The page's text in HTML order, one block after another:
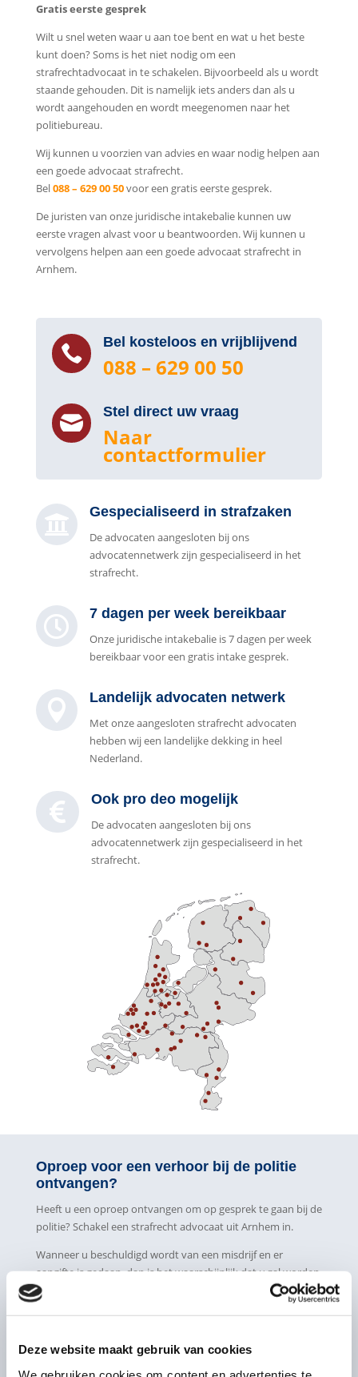
Deze website maakt gebruik van cookies
Gratis eerste gesprek
Wilt u snel weten waar u aan toe bent en wat u het beste
kunt doen? Soms is het niet nodig om een
strafrechtadvocaat in te schakelen. Bijvoorbeeld als u wordt
staande gehouden. Dit is namelijk iets anders dan als u
wordt aangehouden en wordt meegenomen naar het
politiebureau.
Wij kunnen u voorzien van advies en waar nodig helpen aan
een goede advocaat strafrecht.
Bel088 – 629 00 50voor een gratis eerste gesprek.
De juristen van onze juridische intakebalie kunnen uw
eerste vragen alvast voor u beantwoorden. Wij kunnen u
vervolgens helpen aan een goede advocaat strafrecht in
Arnhem.
 Bel kosteloos en vrijblijvend
088 – 629 00 50
 Stel direct uw vraag
Naar
contactformulier
 Gespecialiseerd in strafzaken
De advocaten aangesloten bij ons
advocatennetwerk zijn gespecialiseerd in het
strafrecht.
 7 dagen per week bereikbaar
Onze juridische intakebalie is 7 dagen per week
bereikbaar voor een gratis intake gesprek.
 Landelijk advocaten netwerk
Met onze aangesloten strafrecht advocaten
hebben wij een landelijke dekking in heel
Nederland.
 Ook pro deo mogelijk
De advocaten aangesloten bij ons
advocatennetwerk zijn gespecialiseerd in het
strafrecht.
Oproep voor een verhoor bij de politie
ontvangen?
Heeft u een oproep ontvangen om op gesprek te gaan bij de
politie? Schakel een strafrecht advocaat uit Arnhem in.
Wanneer u beschuldigd wordt van een misdrijf en er
aangifte is gedaan, dan is het waarschijnlijk dat u zal worden
verhoord. Er zijn hier twee verschillende vormen. Een
verhoor betekent dat u wordt gehoord over een wat er is
verhoor houdt in dat u niet vrijuit gaat. U wordt
overgebracht naar een cellencomplex en de politie hoort u